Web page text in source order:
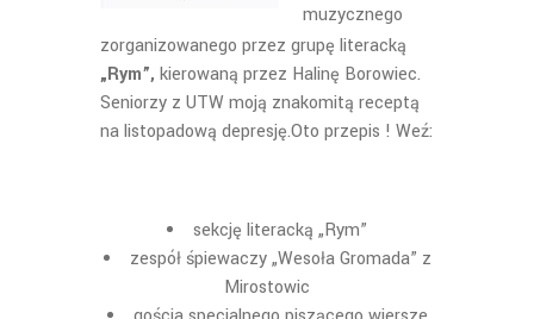
muzycznego
zorganizowanego przez grupę literacką
„Rym”, kierowaną przez Halinę Borowiec.
Seniorzy z UTW moją znakomitą receptą
na listopadową depresję.Oto przepis ! Weź:
sekcję literacką „Rym”
zespół śpiewaczy „Wesoła Gromada” z
Mirostowic